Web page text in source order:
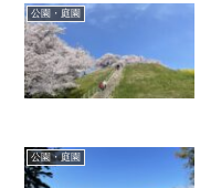
公園・庭園
公園・庭園